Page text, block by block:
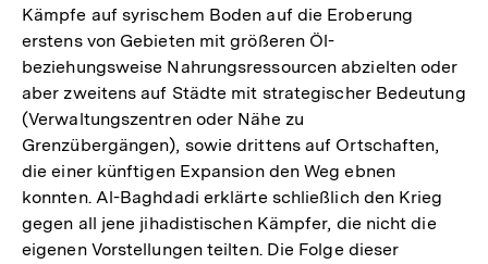
Kämpfe auf syrischem Boden auf die Eroberung
erstens von Gebieten mit größeren Öl-
beziehungsweise Nahrungsressourcen abzielten oder
aber zweitens auf Städte mit strategischer Bedeutung
(Verwaltungszentren oder Nähe zu
Grenzübergängen), sowie drittens auf Ortschaften,
die einer künftigen Expansion den Weg ebnen
konnten. Al-Baghdadi erklärte schließlich den Krieg
gegen all jene jihadistischen Kämpfer, die nicht die
eigenen Vorstellungen teilten. Die Folge dieser